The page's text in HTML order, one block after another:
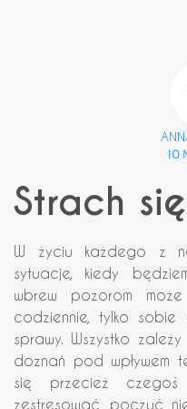
10
Strach
W życiu każdego z
sytuacje, kiedy
wbrew pozorom
codziennie, tylko
sprawy. Wszystko
doznań pod wpływem
się przecież czegoś
zestresować, poczuć